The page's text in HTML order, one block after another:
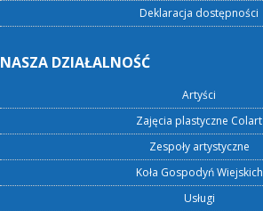
Deklaracja dostępności
NASZA DZIAŁALNOŚĆ
Artyści
Zajęcia plastyczne Colart
Zespoły artystyczne
Koła Gospodyń Wiejskich
Usługi